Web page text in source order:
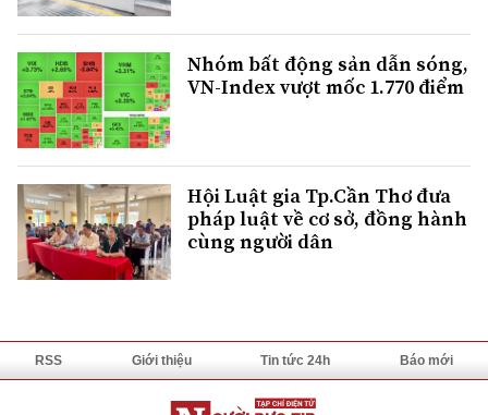
Nhóm bất động sản dẫn sóng,
VN-Index vượt mốc 1.770 điểm
Hội Luật gia Tp.Cần Thơ đưa
pháp luật về cơ sở, đồng hành
cùng người dân
RSS Giới thiệu Tin tức 24h Báo mới